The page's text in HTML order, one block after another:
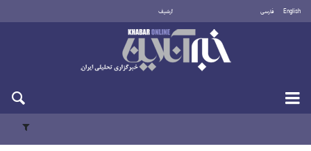
English فارسی أرشيف